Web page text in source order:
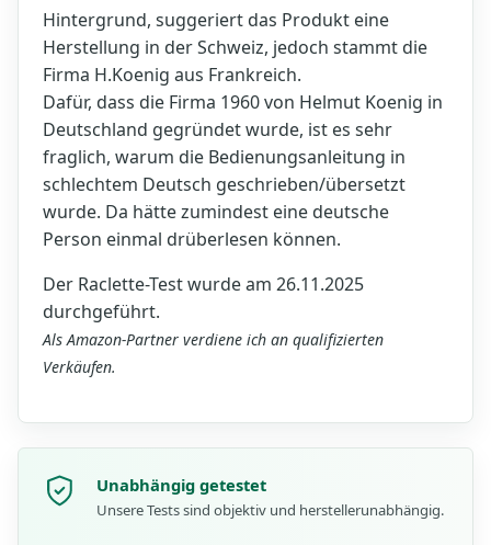
Hintergrund, suggeriert das Produkt eine
Herstellung in der Schweiz, jedoch stammt die
Firma H.Koenig aus Frankreich.
Dafür, dass die Firma 1960 von Helmut Koenig in
Deutschland gegründet wurde, ist es sehr
fraglich, warum die Bedienungsanleitung in
schlechtem Deutsch geschrieben/übersetzt
wurde. Da hätte zumindest eine deutsche
Person einmal drüberlesen können.
Der Raclette-Test wurde am 26.11.2025
durchgeführt.
Als Amazon-Partner verdiene ich an qualifizierten
Verkäufen.
Unabhängig getestet
Unsere Tests sind objektiv und herstellerunabhängig.